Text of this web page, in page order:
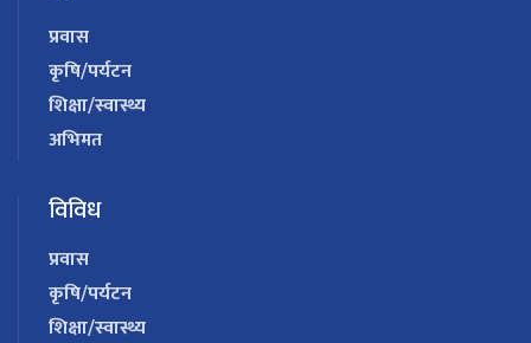
प्रवास
कृषि/पर्यटन
शिक्षा/स्वास्थ्य
अभिमत
विविध
प्रवास
कृषि/पर्यटन
शिक्षा/स्वास्थ्य